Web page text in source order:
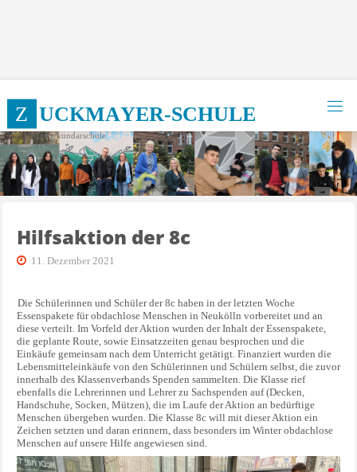
Z UCKMAYER-SCHULE
Integrierte Sekundarschule
Hilfsaktion der 8c
11. Dezember 2021
Die Schülerinnen und Schüler der 8c haben in der letzten Woche
Essenspakete für obdachlose Menschen in Neukölln vorbereitet und an
diese verteilt. Im Vorfeld der Aktion wurden der Inhalt der Essenspakete,
die geplante Route, sowie Einsatzzeiten genau besprochen und die
Einkäufe gemeinsam nach dem Unterricht getätigt. Finanziert wurden die
Lebensmitteleinkäufe von den Schülerinnen und Schülern selbst, die zuvor
innerhalb des Klassenverbands Spenden sammelten. Die Klasse rief
ebenfalls die Lehrerinnen und Lehrer zu Sachspenden auf (Decken,
Handschuhe, Socken, Mützen), die im Laufe der Aktion an bedürftige
Menschen übergeben wurden. Die Klasse 8c will mit dieser Aktion ein
Zeichen setzten und daran erinnern, dass besonders im Winter obdachlose
Menschen auf unsere Hilfe angewiesen sind.